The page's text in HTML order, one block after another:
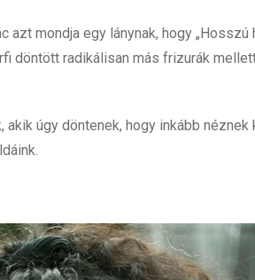
azt mondja egy lánynak, hogy
döntött radikálisan más frizurák
akik úgy döntenek, hogy inkább